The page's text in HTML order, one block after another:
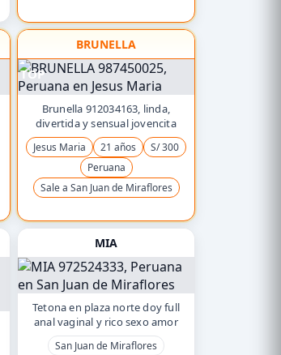
BRUNELLA
TOP
Brunella 912034163, linda,
divertida y sensual jovencita
Jesus Maria 21 años
S/ 300
Peruana
Sale a San Juan de Miraflores
MIA
Tetona en plaza norte doy full
anal vaginal y rico sexo amor
San Juan de Miraflores